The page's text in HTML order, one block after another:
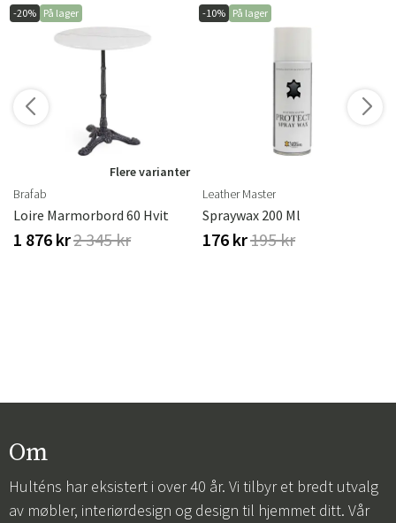
-20% På lager
Flere varianter
Brafab
Loire Marmorbord 60 Hvit
1 876 kr2 345 kr
-10% På lager
Leather Master
Spraywax 200 Ml
176 kr195 kr
Om
Hulténs har eksistert i over 40 år. Vi tilbyr et bredt utvalg
av møbler, interiørdesign og design til hjemmet ditt. Vår